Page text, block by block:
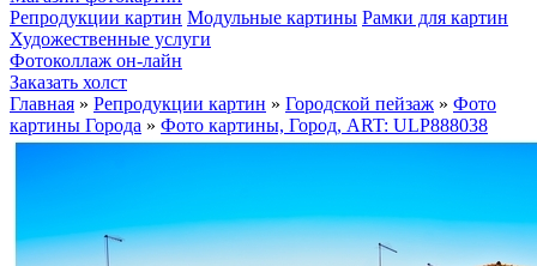
Репродукции картин Модульные картины Рамки для картин
Художественные услуги
Фотоколлаж он-лайн
Заказать холст
Главная » Репродукции картин » Городской пейзаж » Фото
картины Города » Фото картины, Город, ART: ULP888038